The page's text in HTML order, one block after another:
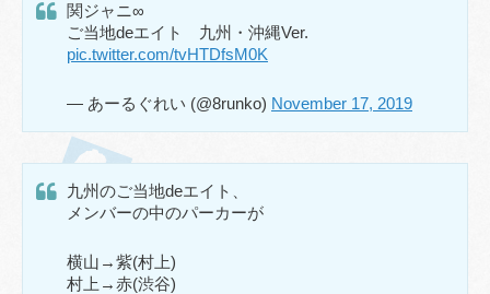
関ジャニ∞
ご当地deエイト 九州・沖縄Ver.
pic.twitter.com/tvHTDfsM0K
— あーるぐれい (@8runko) November 17, 2019
九州のご当地deエイト、
メンバーの中のパーカーが
横山→紫(村上)
村上→赤(渋谷)